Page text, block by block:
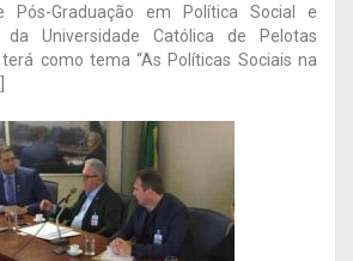
Pós-Graduação em Política Social e
da Universidade Católica de Pelotas
terá como tema “As Políticas Sociais na